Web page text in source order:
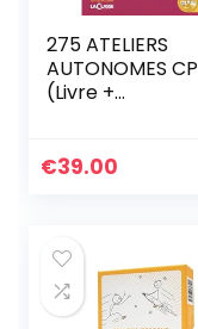
275 ATELIERS
AUTONOMES CP
(Livre +
€39.00